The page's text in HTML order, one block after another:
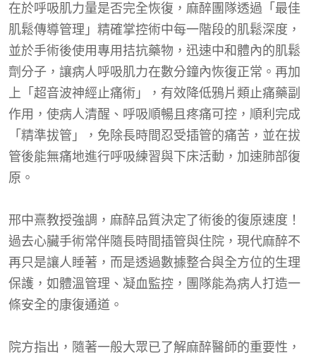
在於呼吸肌力量是否完全恢復，麻醉團隊透過「最佳
肌鬆傳導管理」精確掌控術中每一階段的肌鬆深度，
並於手術後使用專用拮抗藥物，迅速中和體內的肌鬆
劑分子，讓病人呼吸肌力在數分鐘內恢復正常。再加
上「超音波神經止痛術」，有效降低鴉片類止痛藥副
作用，使病人清醒、呼吸順暢且疼痛可控，順利完成
「精準拔管」，免除長時間忍受插管的痛苦，並在拔
管後能無痛地進行呼吸練習與下床活動，加速肺部復
原。
邢中熹教授強調，麻醉品質決定了術後的復原速度！
過去心臟手術常伴隨長時間插管與住院，現代麻醉不
再只是讓人睡著，而是透過數據整合與全方位的生理
保護，如體溫管理、凝血監控，團隊能為病人打造一
條安全的康復通道。
院方指出，隨著一般大眾已了解麻醉醫師的重要性，